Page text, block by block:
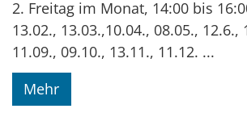
2. Freitag im Monat, 14:00 bis
13.02., 13.03.,10.04., 08.05., 12.6.,
11.09., 09.10., 13.11., 11.12. ...
Mehr